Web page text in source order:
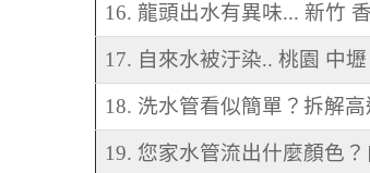
16. 龍頭出水有異味... 新竹
17. 自來水被汙染.. 桃園 中
18. 洗水管看似簡單？拆解
19. 您家水管流出什麼顏色